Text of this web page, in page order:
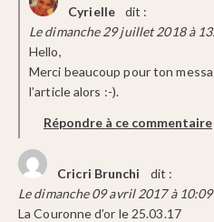
Cyrielle
dit :
Le dimanche 29 juillet 2018 à
Hello,
Merci beaucoup pour ton
l’article alors :-).
Répondre à ce commentaire
Cricri Brunchi
dit :
Le dimanche 09 avril 2017 à 10:09
La Couronne d’or le 25.03.17